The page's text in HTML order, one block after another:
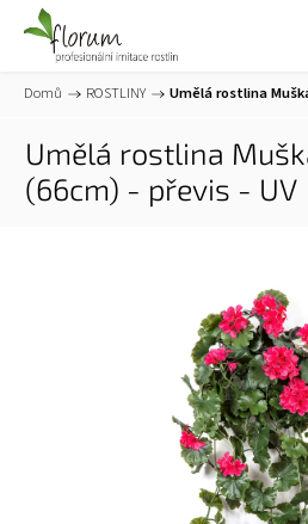
Domů / ROSTLINY / Umělá rostlina
Umělá rostlina
(66cm) - převis - UV